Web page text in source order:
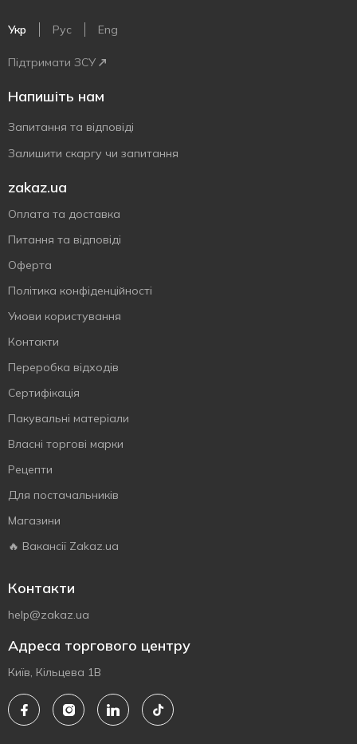
Укр Рус Eng
Підтримати ЗСУ
Напишіть нам
Запитання та відповіді
Залишити скаргу чи запитання
zakaz.ua
Оплата та доставка
Питання та відповіді
Оферта
Політика конфіденційності
Умови користування
Контакти
Переробка відходів
Сертифiкацiя
Пакувальні матеріали
Власнi торговi марки
Рецепти
Для постачальників
Магазини
🔥 Вакансії Zakaz.ua
Контакти
help@zakaz.ua
Адреса торгового центру
Київ, Кільцева 1В